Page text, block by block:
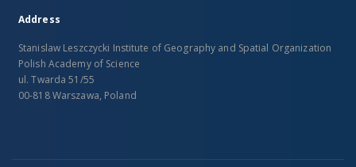
Address
Stanislaw Leszczycki Institute of Geography and Spatial Organization
Polish Academy of Science
ul. Twarda 51/55
00-818 Warszawa, Poland